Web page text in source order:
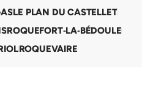
LE PLAN DU CASTELLET
ROQUEFORT‑LA‑BÉDOULE
ROQUEVAIRE